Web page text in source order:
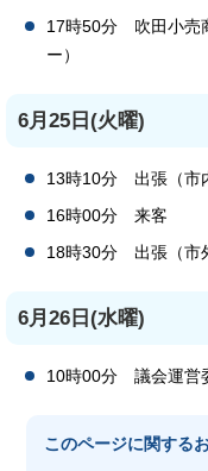
17時50分 吹田小売
ー）
6月25日(火曜)
13時10分 出張（市
16時00分 来客
18時30分 出張（市
6月26日(水曜)
10時00分 議会運営
このページに関する